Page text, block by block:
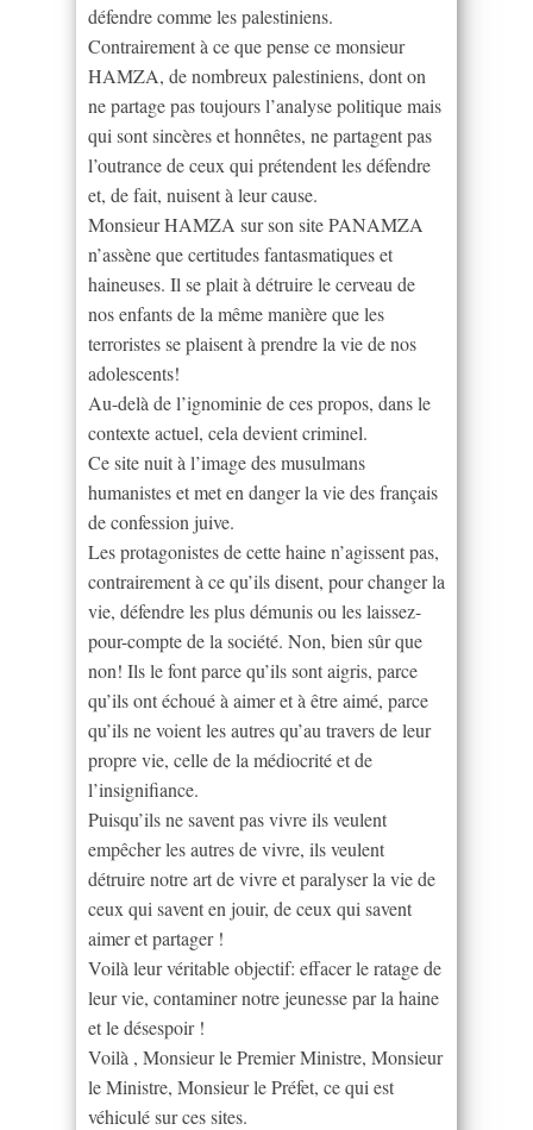
défendre comme les palestiniens.
Contrairement à ce que pense ce monsieur
HAMZA, de nombreux palestiniens, dont on
ne partage pas toujours l’analyse politique mais
qui sont sincères et honnêtes, ne partagent pas
l’outrance de ceux qui prétendent les défendre
et, de fait, nuisent à leur cause.
Monsieur HAMZA sur son site PANAMZA
n’assène que certitudes fantasmatiques et
haineuses. Il se plait à détruire le cerveau de
nos enfants de la même manière que les
terroristes se plaisent à prendre la vie de nos
adolescents!
Au-delà de l’ignominie de ces propos, dans le
contexte actuel, cela devient criminel.
Ce site nuit à l’image des musulmans
humanistes et met en danger la vie des français
de confession juive.
Les protagonistes de cette haine n’agissent pas,
contrairement à ce qu’ils disent, pour changer la
vie, défendre les plus démunis ou les laissez-
pour-compte de la société. Non, bien sûr que
non! Ils le font parce qu’ils sont aigris, parce
qu’ils ont échoué à aimer et à être aimé, parce
qu’ils ne voient les autres qu’au travers de leur
propre vie, celle de la médiocrité et de
l’insignifiance.
Puisqu’ils ne savent pas vivre ils veulent
empêcher les autres de vivre, ils veulent
détruire notre art de vivre et paralyser la vie de
ceux qui savent en jouir, de ceux qui savent
aimer et partager !
Voilà leur véritable objectif: effacer le ratage de
leur vie, contaminer notre jeunesse par la haine
et le désespoir !
Voilà , Monsieur le Premier Ministre, Monsieur
le Ministre, Monsieur le Préfet, ce qui est
véhiculé sur ces sites.